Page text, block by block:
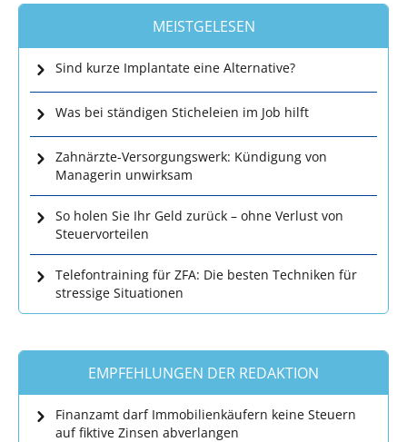
MEISTGELESEN
Sind kurze Implantate eine Alternative?
Was bei ständigen Sticheleien im Job hilft
Zahnärzte-Versorgungswerk: Kündigung von
Managerin unwirksam
So holen Sie Ihr Geld zurück – ohne Verlust von
Steuervorteilen
Telefontraining für ZFA: Die besten Techniken für
stressige Situationen
EMPFEHLUNGEN DER REDAKTION
Finanzamt darf Immobilienkäufern keine Steuern
auf fiktive Zinsen abverlangen